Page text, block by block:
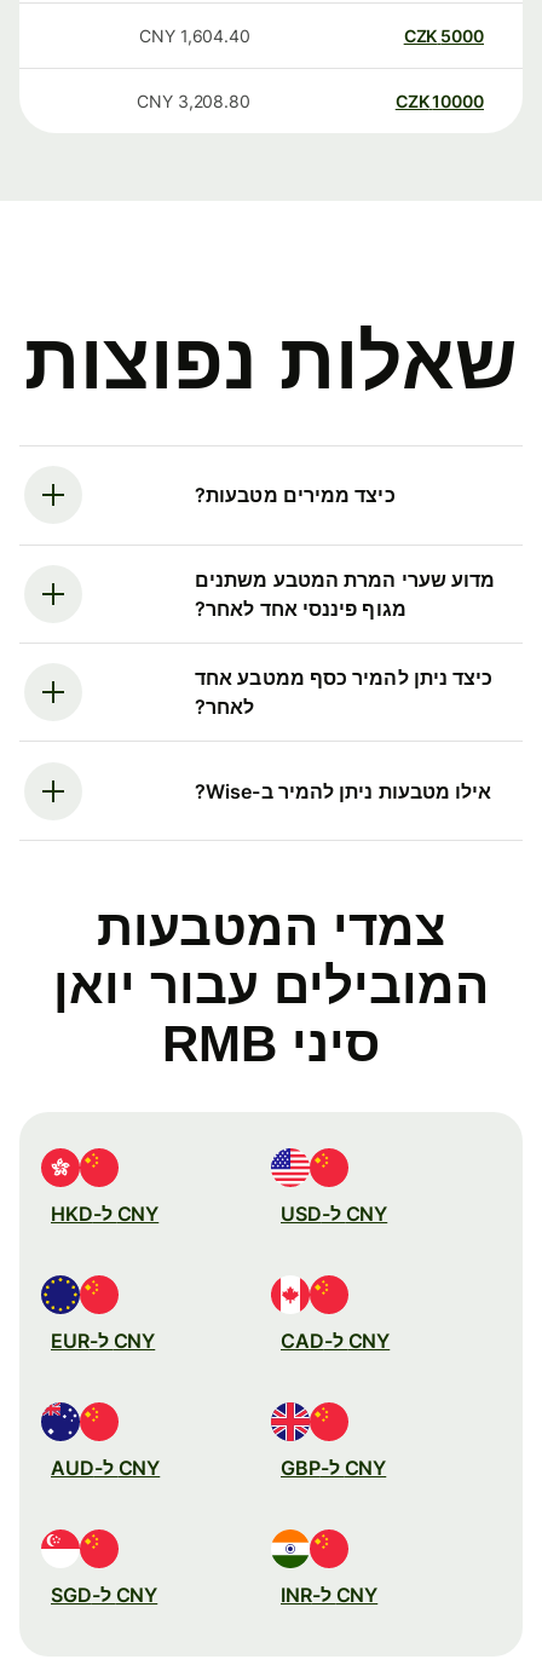
5000
CZK
1,604.40
CNY
10000
CZK
3,208.80
CNY
שאלות נפוצות
כיצד ממירים מטבעות?
מדוע שערי המרת המטבע משתנים
מגוף פיננסי אחד לאחר?
כיצד ניתן להמיר כסף ממטבע אחד
לאחר?
אילו מטבעות ניתן להמיר ב-Wise?
צמדי המטבעות
המובילים עבור יואן
סיני RMB
CNY ל-USD CNY ל-HKD
CNY ל-CAD CNY ל-EUR
CNY ל-GBP CNY ל-AUD
CNY ל-INR CNY ל-SGD